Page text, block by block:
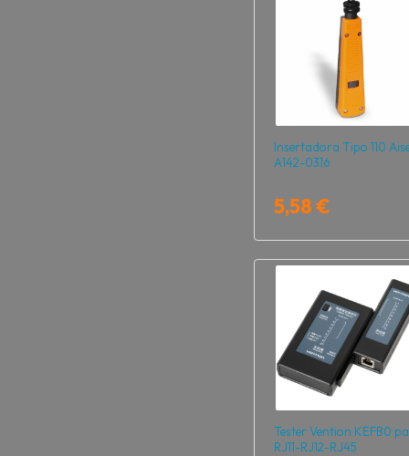
Insertadora Tipo 110
A142-0316
5,58 €
Tester Vention KEFB0
RJ11-RJ12-RJ45